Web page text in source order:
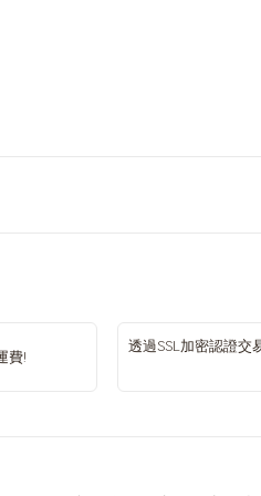
費!
透過SSL加密認證交